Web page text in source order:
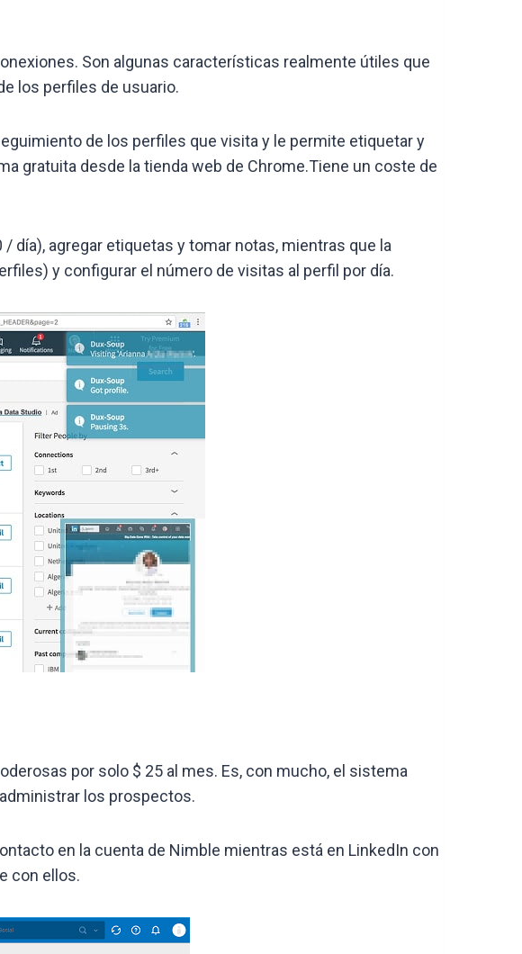
Son algunas características realmente útiles que
los perfiles de usuario.
de los perfiles que visita y le permite etiquetar y
gratuita desde la tienda web de Chrome.Tiene un coste de
día), agregar etiquetas y tomar notas, mientras que la
y configurar el número de visitas al perfil por día.
por solo $ 25 al mes. Es, con mucho, el sistema
los prospectos.
en la cuenta de Nimble mientras está en LinkedIn con
con ellos.